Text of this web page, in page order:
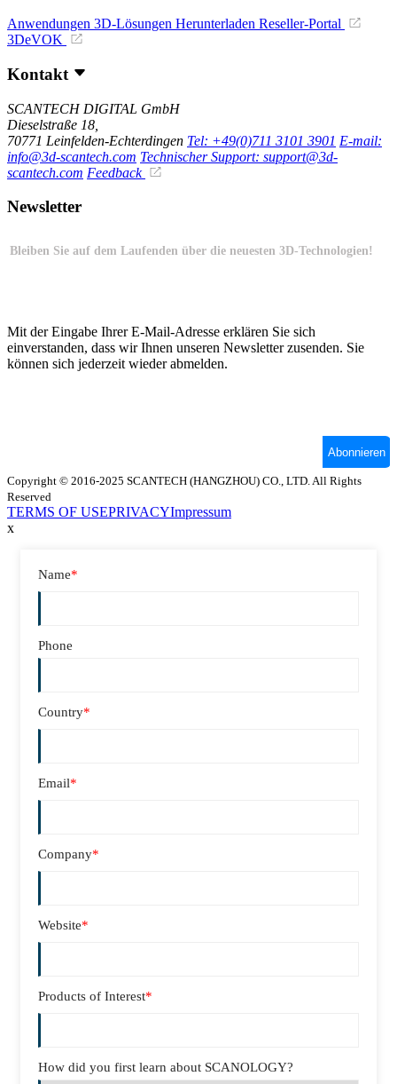
Anwendungen 3D-Lösungen Herunterladen Reseller-Portal
3DeVOK
Kontakt
SCANTECH DIGITAL GmbH
Dieselstraße 18,
70771 Leinfelden-Echterdingen Tel: +49(0)711 3101 3901 E-mail:
info@3d-scantech.com Technischer Support: support@3d-
scantech.com Feedback
Newsletter
Copyright © 2016-2025 SCANTECH (HANGZHOU) CO., LTD. All Rights
Reserved
TERMS OF USEPRIVACYImpressum
x
Name*
Phone
Country*
Email*
Company*
Website*
Products of Interest*
How did you first learn about SCANOLOGY?